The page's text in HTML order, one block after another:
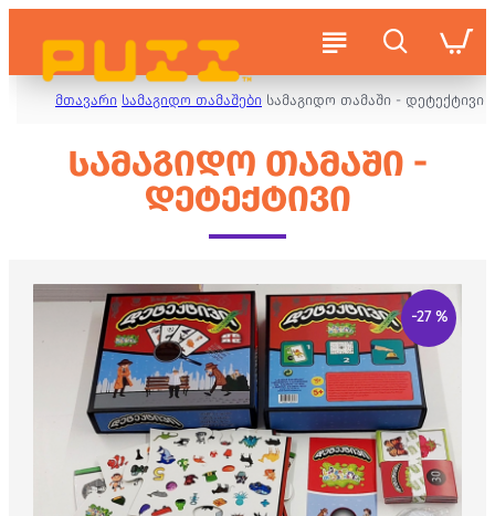
მთავარი სამაგიდო თამაშები სამაგიდო თამაში - დეტექტივი
ᲡᲐᲛᲐᲒᲘᲓᲝ ᲗᲐᲛᲐᲨᲘ -
ᲓᲔᲢᲔᲥᲢᲘᲕᲘ
-27 %